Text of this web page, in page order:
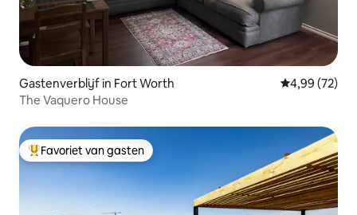
Gastenverblijf in Fort Worth Gemiddelde
4,99 (72)
The Vaquero House
Topfavoriet van gasten
Favoriet van gasten